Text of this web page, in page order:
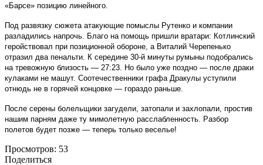
«Барсе» позицию линейного.
Под развязку сюжета атакующие помыслы Рутенко и компании
разладились напрочь. Благо на помощь пришли вратари: Котлинский
геройствовал при позиционной обороне, а Виталий Черепенько
отразил два пенальти. К середине 30-й минуты румыны подобрались
на тревожную близость — 27:23. Но было уже поздно — после драки
кулаками не машут. Соотечественники графа Дракулы уступили
отнюдь не в горячей концовке — гораздо раньше.
После серены болельщики загудели, затопали и захлопали, простив
нашим парням даже ту мимолетную расслабленность. Разбор
полетов будет позже — теперь только веселье!
Просмотров: 53
Поделиться